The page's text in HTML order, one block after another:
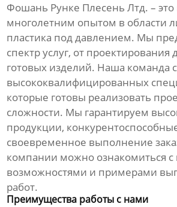
Фошань Рунке Плесень Лтд. –
многолетним опытом в области
пластика под давлением. Мы
спектр услуг, от проектирования
готовых изделий. Наша команда
высококвалифицированных
которые готовы реализовать
сложности. Мы гарантируем
продукции,
своевременное выполнение
компании можно ознакомиться
возможностями и примерами
работ.
Преимущества работы с нами